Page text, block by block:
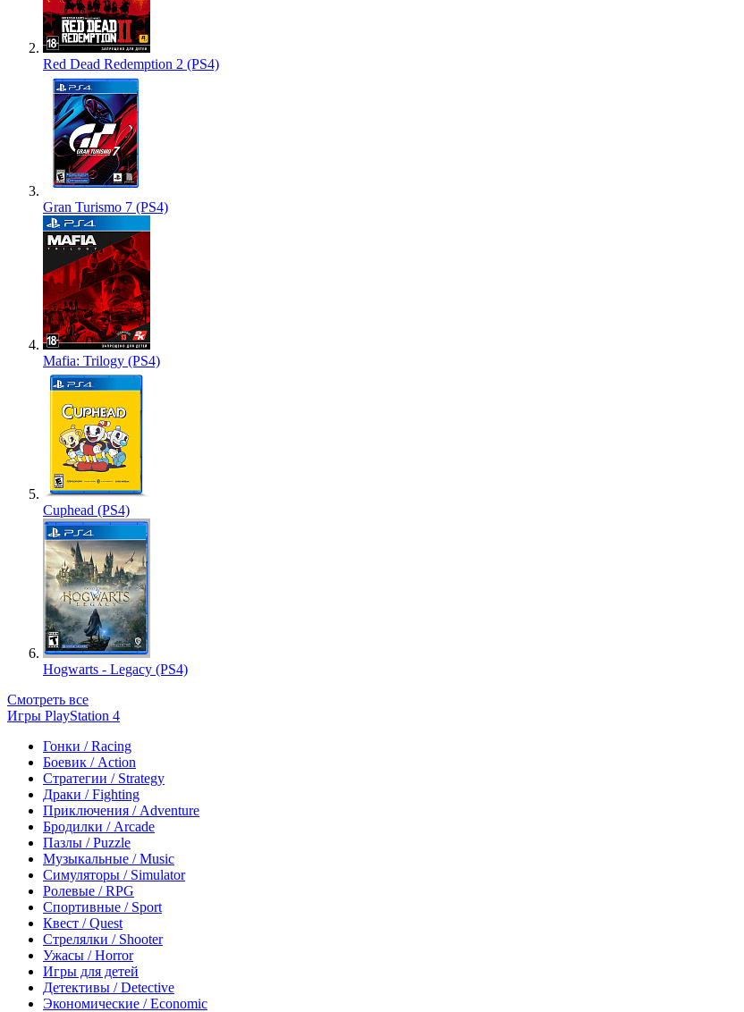
Red Dead Redemption 2 (PS4)
Gran Turismo 7 (PS4)
Mafia: Trilogy (PS4)
Cuphead (PS4)
Hogwarts - Legacy (PS4)
Смотреть все
Игры PlayStation 4
Гонки / Racing
Боевик / Action
Стратегии / Strategy
Драки / Fighting
Приключения / Adventure
Бродилки / Arcade
Пазлы / Puzzle
Музыкальные / Music
Симуляторы / Simulator
Ролевые / RPG
Спортивные / Sport
Квест / Quest
Стрелялки / Shooter
Ужасы / Horror
Игры для детей
Детективы / Detective
Экономические / Economic